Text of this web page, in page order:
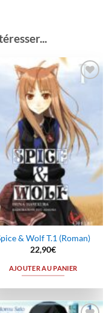
wishlist
& Wolf T.1 (Roman)
22,90€
AJOUTER AU PANIER